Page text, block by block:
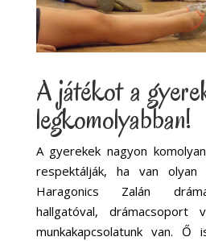
A játékot a
legkomolyabban!
A gyerekek nagyon
respektálják, ha van
Haragonics Zalán
hallgatóval, drámacsoport
munkakapcsolatunk van.